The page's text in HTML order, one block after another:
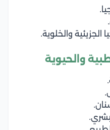
الجزيئية والخلوية.
والحيوية